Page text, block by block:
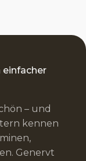
– und
kennen
Genervt